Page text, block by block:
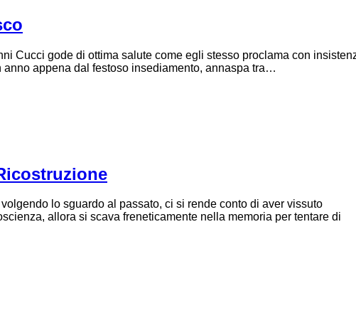
Cucci gode di ottima salute come egli stesso proclama con
appena dal festoso insediamento, annaspa tra…
lo sguardo al passato, ci si rende conto di aver vissuto
allora si scava freneticamente nella memoria per tentare di